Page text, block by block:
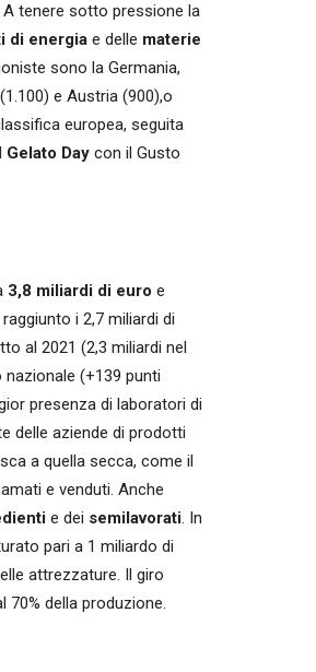
tenere sotto pressione la
di energia e delle materie
sono la Germania,
e Austria (900),o
europea, seguita
Gelato Day con il Gusto
3,8 miliardi di euro e
i 2,7 miliardi di
al 2021 (2,3 miliardi nel
(+139 punti
presenza di laboratori di
delle aziende di prodotti
a quella secca, come il
e venduti. Anche
e dei semilavorati. In
pari a 1 miliardo di
attrezzature. Il giro
70% della produzione.